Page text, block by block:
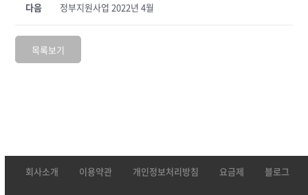
정부지원사업 2022년 4월
다음
목록보기
회사소개 이용약관 개인정보처리방침 요금제 블로그